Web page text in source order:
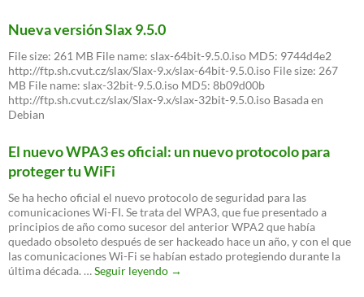
Nueva versión Slax 9.5.0
File size: 261 MB File name: slax-64bit-9.5.0.iso MD5: 9744d4e2
http://ftp.sh.cvut.cz/slax/Slax-9.x/slax-64bit-9.5.0.iso File size: 267
MB File name: slax-32bit-9.5.0.iso MD5: 8b09d00b
http://ftp.sh.cvut.cz/slax/Slax-9.x/slax-32bit-9.5.0.iso Basada en
Debian
El nuevo WPA3 es oficial: un nuevo protocolo para
proteger tu WiFi
Se ha hecho oficial el nuevo protocolo de seguridad para las
comunicaciones Wi-FI. Se trata del WPA3, que fue presentado a
principios de año como sucesor del anterior WPA2 que había
quedado obsoleto después de ser hackeado hace un año, y con el que
las comunicaciones Wi-Fi se habían estado protegiendo durante la
última década. …Seguir leyendo El
→